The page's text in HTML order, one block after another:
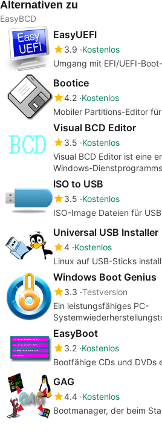
Alternativen zu
EasyBCD
EasyUEFI
3.9 Kostenlos
Umgang mit EFI/UEFI-
Bootice
4.2 Kostenlos
Mobiler Partitions-Editor
Visual BCD Editor
3.5 Kostenlos
Visual BCD Editor ist eine
Windows-
ISO to USB
3.5 Kostenlos
ISO-Image Dateien für
Universal USB Installer
4 Kostenlos
Linux auf USB-Sticks
Windows Boot Genius
3.3 Testversion
Ein leistungsfähiges PC-
EasyBoot
3.2 Kostenlos
Bootfähige CDs und
GAG
4.4 Kostenlos
Bootmanager, der beim